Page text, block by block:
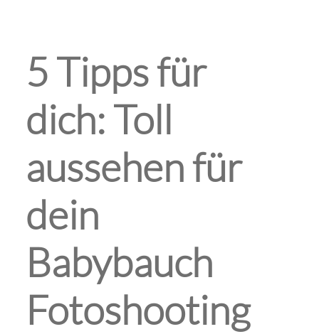
5 Tipps für
dich: Toll
aussehen für
dein
Babybauch
Fotoshooting